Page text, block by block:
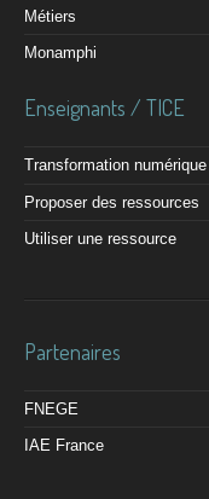
Métiers
Monamphi
Enseignants / TICE
Transformation numérique
Proposer des ressources
Utiliser une ressource
Partenaires
FNEGE
IAE France